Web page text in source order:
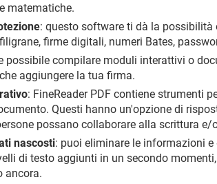
matematiche.
: questo software ti dà la possibilità
firme digitali, numeri Bates,
possibile compilare moduli interattivi o
aggiungere la tua firma.
: FineReader PDF contiene strumenti
Questi hanno un'opzione di
possano collaborare alla scrittura
nascosti: puoi eliminare le informazioni
di testo aggiunti in un secondo
ancora.